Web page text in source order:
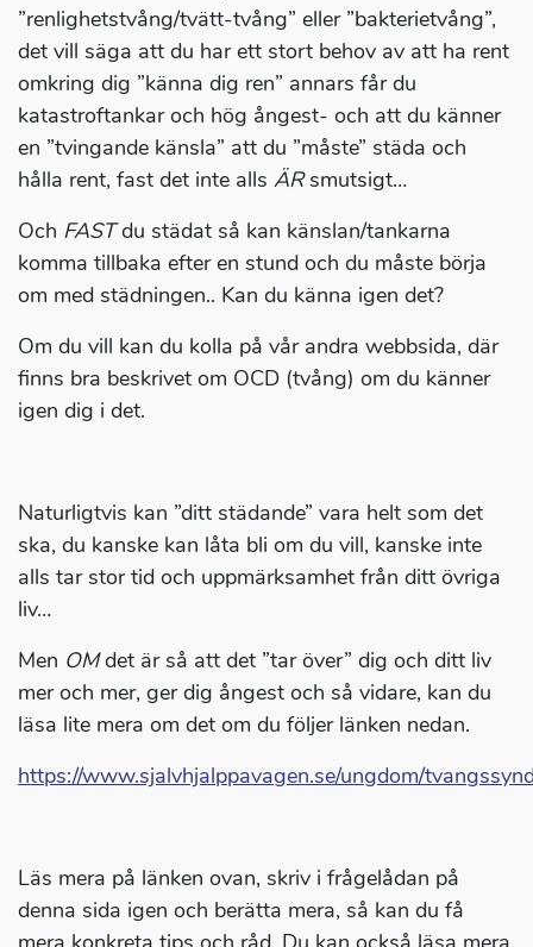
”renlighetstvång/tvätt-tvång” eller ”bakterietvång”,
det vill säga att du har ett stort behov av att ha rent
omkring dig ”känna dig ren” annars får du
katastroftankar och hög ångest- och att du känner
en ”tvingande känsla” att du ”måste” städa och
hålla rent, fast det inte alls ÄRsmutsigt…
Och FASTdu städat så kan känslan/tankarna
komma tillbaka efter en stund och du måste börja
om med städningen.. Kan du känna igen det?
Om du vill kan du kolla på vår andra webbsida, där
finns bra beskrivet om OCD (tvång) om du känner
igen dig i det.
Naturligtvis kan ”ditt städande” vara helt som det
ska, du kanske kan låta bli om du vill, kanske inte
alls tar stor tid och uppmärksamhet från ditt övriga
liv…
Men OMdet är så att det ”tar över” dig och ditt liv
mer och mer, ger dig ångest och så vidare, kan du
läsa lite mera om det om du följer länken nedan.
https://www.sjalvhjalppavagen.se/ungdom/
Läs mera på länken ovan, skriv i frågelådan på
denna sida igen och berätta mera, så kan du få